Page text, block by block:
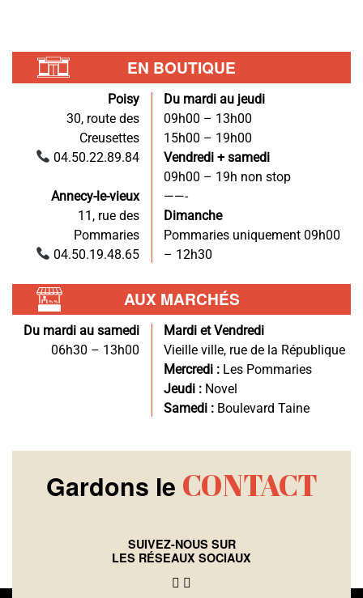
EN BOUTIQUE
Poisy
30, route des
Creusettes
04.50.22.89.84
Annecy-le-vieux
11, rue des
Pommaries
04.50.19.48.65
Du mardi au jeudi
09h00 – 13h00
15h00 – 19h00
Vendredi + samedi
09h00 – 19h non stop
——-
Dimanche
Pommaries uniquement 09h00
– 12h30
AUX MARCHÉS
Du mardi au samedi
06h30 – 13h00
Mardi et Vendredi
Vieille ville, rue de la République
Mercredi : Les Pommaries
Jeudi : Novel
Samedi : Boulevard Taine
Gardons le CONTACT
SUIVEZ-NOUS SUR
LES RÉSEAUX SOCIAUX